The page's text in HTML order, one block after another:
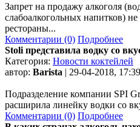
Запрет на продажу алкоголя
слабоалкогольных напитков) не
рестораны...
Комментарии (0) Подробнее
Stoli представила водку со
Категория: Новости коктейлей
автор: Barista | 29-04-2018,
Подразделение компании SPI
расширила линейку водки со
Комментарии (0) Подробнее